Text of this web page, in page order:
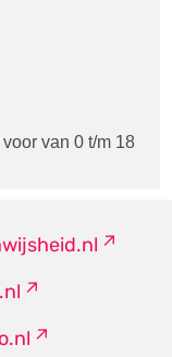
van 0 t/m 18